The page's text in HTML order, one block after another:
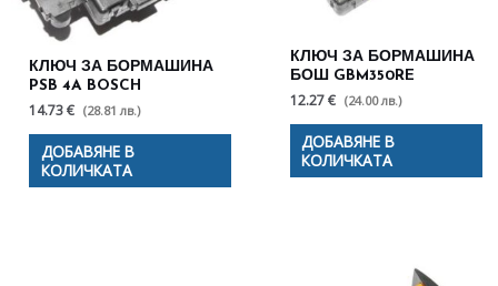
КЛЮЧ ЗА БОРМАШИНА
PSB 4A BOSCH
14.73 € (28.81 лв.)
ДОБАВЯНЕ В
КОЛИЧКАТА
КЛЮЧ ЗА БОРМАШИНА
БОШ GBM350RE
12.27 € (24.00 лв.)
ДОБАВЯНЕ В
КОЛИЧКАТА